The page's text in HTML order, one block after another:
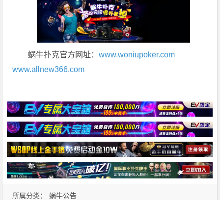
蜗牛扑克官方网址：www.woniupoker.com
www.allnew366.com
所属分类： 蜗牛公告